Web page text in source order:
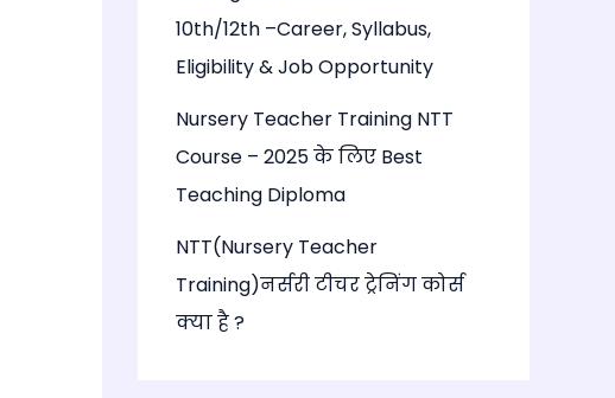
10th/12th –Career, Syllabus,
Eligibility & Job Opportunity
Nursery Teacher Training NTT
Course – 2025 के लिए Best
Teaching Diploma
NTT(Nursery Teacher
Training)नर्सरी टीचर ट्रेनिंग कोर्स
क्या है ?